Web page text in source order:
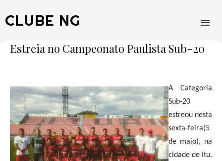
CLUBE NG
Estreia no Campeonato Paulista Sub-20
A Categoria
Sub-20
estreou nesta
sexta-feira(5
de maio), na
cidade de Itu.